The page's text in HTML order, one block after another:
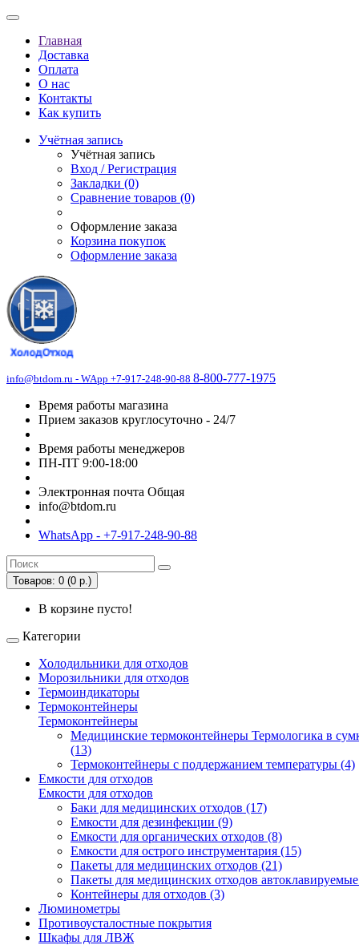
Главная
Доставка
Оплата
О нас
Контакты
Как купить
Учётная запись
Учётная запись
Вход / Регистрация
Закладки (0)
Сравнение товаров (0)
Оформление заказа
Корзина покупок
Оформление заказа
info@btdom.ru - WApp +7-917-248-90-88 8-800-777-1975
Время работы магазина
Прием заказов круглосуточно - 24/7
Время работы менеджеров
ПН-ПТ 9:00-18:00
Электронная почта Общая
info@btdom.ru
WhatsApp - +7-917-248-90-88
Товаров: 0 (0 р.)
В корзине пусто!
Категории
Холодильники для отходов
Морозильники для отходов
Термоиндикаторы
Термоконтейнеры
Термоконтейнеры
Медицинские термоконтейнеры Термологика в
(13)
Термоконтейнеры с поддержанием температуры (4)
Емкости для отходов
Емкости для отходов
Баки для медицинских отходов (17)
Емкости для дезинфекции (9)
Емкости для органических отходов (8)
Емкости для острого инструментария (15)
Пакеты для медицинских отходов (21)
Пакеты для медицинских отходов
Контейнеры для отходов (3)
Люминометры
Противоусталостные покрытия
Шкафы для ЛВЖ